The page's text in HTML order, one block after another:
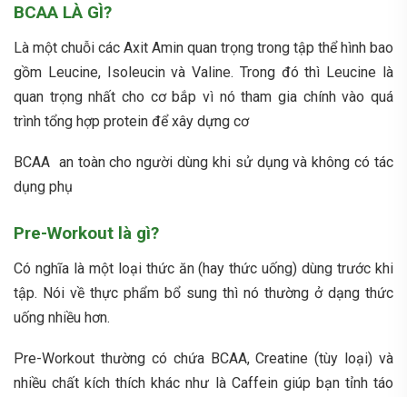
BCAA LÀ GÌ?
Là một chuỗi các Axit Amin quan trọng trong tập thể hình bao
gồm Leucine, Isoleucin và Valine. Trong đó thì Leucine là
quan trọng nhất cho cơ bắp vì nó tham gia chính vào quá
trình tổng hợp protein để xây dựng cơ
BCAA an toàn cho người dùng khi sử dụng và không có tác
dụng phụ
Pre-Workout là gì?
Có nghĩa là một loại thức ăn (hay thức uống) dùng trước khi
tập. Nói về thực phẩm bổ sung thì nó thường ở dạng thức
uống nhiều hơn.
Pre-Workout thường có chứa BCAA, Creatine (tùy loại) và
nhiều chất kích thích khác như là Caffein giúp bạn tỉnh táo